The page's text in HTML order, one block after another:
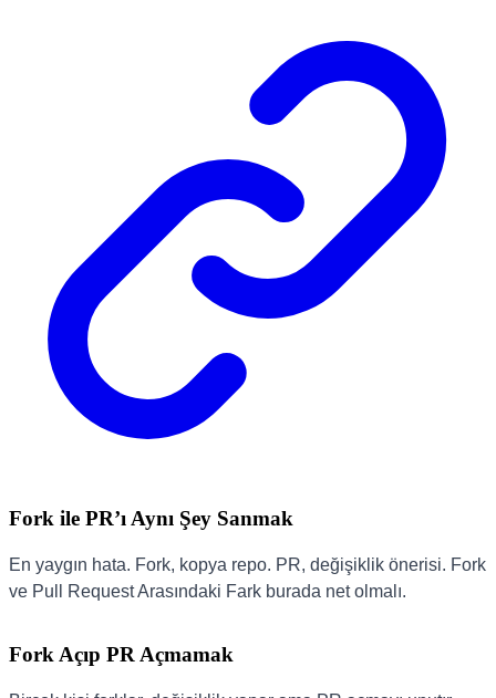
Fork ile PR’ı Aynı Şey Sanmak
En yaygın hata. Fork, kopya repo. PR, değişiklik önerisi. Fork
ve Pull Request Arasındaki Fark burada net olmalı.
Fork Açıp PR Açmamak